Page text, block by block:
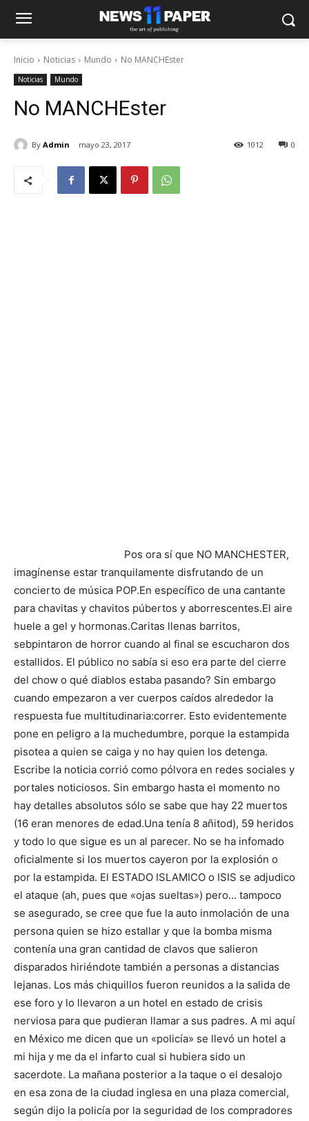
Inicio Noticias Mundo No MANCHEster
Noticias Mundo
No MANCHEster
By Admin mayo 23, 2017 0
1012
Pos ora sí que NO MANCHESTER,
imagínense estar tranquilamente disfrutando de un
concierto de música POP.En específico de una cantante
para chavitas y chavitos púbertos y aborrescentes.El aire
huele a gel y hormonas.Caritas llenas barritos,
sebpintaron de horror cuando al final se escucharon dos
estallidos. El público no sabía si eso era parte del cierre
del chow o qué diablos estaba pasando? Sin embargo
cuando empezaron a ver cuerpos caídos alrededor la
respuesta fue multitudinaria:correr. Esto evidentemente
pone en peligro a la muchedumbre, porque la estampida
pisotea a quien se caiga y no hay quien los detenga.
Escribe la noticia corrió como pólvora en redes sociales y
portales noticiosos. Sin embargo hasta el momento no
hay detalles absolutos sólo se sabe que hay 22 muertos
(16 eran menores de edad.Una tenía 8 añitod), 59 heridos
y todo lo que sigue es un al parecer. No se ha infomado
oficialmente si los muertos cayeron por la explosión o
por la estampida. El ESTADO ISLAMICO o ISIS se adjudico
el ataque (ah, pues que «ojas sueltas») pero… tampoco
se asegurado, se cree que fue la auto inmolación de una
persona quien se hizo estallar y que la bomba misma
contenía una gran cantidad de clavos que salieron
disparados hiriéndote también a personas a distancias
lejanas. Los más chiquillos fueron reunidos a la salida de
ese foro y lo llevaron a un hotel en estado de crisis
nerviosa para que pudieran llamar a sus padres. A mi aquí
en México me dicen que un «policía» se llevó un hotel a
mi hija y me da el infarto cual si hubiera sido un
sacerdote. La mañana posterior a la taque o el desalojo
en esa zona de la ciudad inglesa en una plaza comercial,
según dijo la policía por la seguridad de los compradores